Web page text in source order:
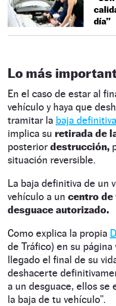
día”
Lo más
En el caso de estar al
vehículo y haya que
tramitar la baja definitiva
implica su retirada de
posterior destrucción,
situación reversible.
La baja definitiva de un
vehículo a un centro
desguace autorizado.
Como explica la propia
de Tráfico) en su
llegado el final de su
deshacerte
a un desguace, ellos se
la baja de tu vehículo”.